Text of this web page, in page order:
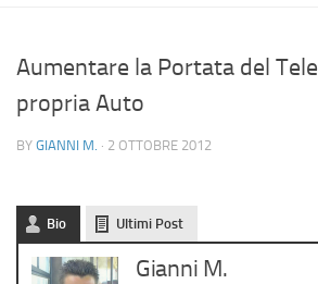
Cellulari
Gadget
Recensioni
Privacy
Cerca
Aumentare la Portata del
propria Auto
BY GIANNI M. · 2 OTTOBRE 2012
Bio Ultimi Post
Gianni M.